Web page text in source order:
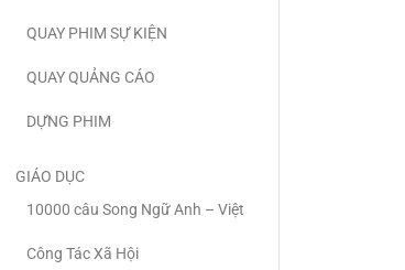
QUAY PHIM SỰ KIỆN
QUAY QUẢNG CÁO
DỰNG PHIM
GIÁO DỤC
10000 câu Song Ngữ Anh – Việt
Công Tác Xã Hội